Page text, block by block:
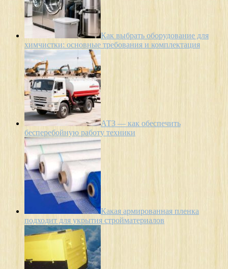
Как выбрать оборудование для
химчистки: основные требования и комплектация
АТЗ — как обеспечить
бесперебойную работу техники
Какая армированная пленка
подходит для укрытия стройматериалов